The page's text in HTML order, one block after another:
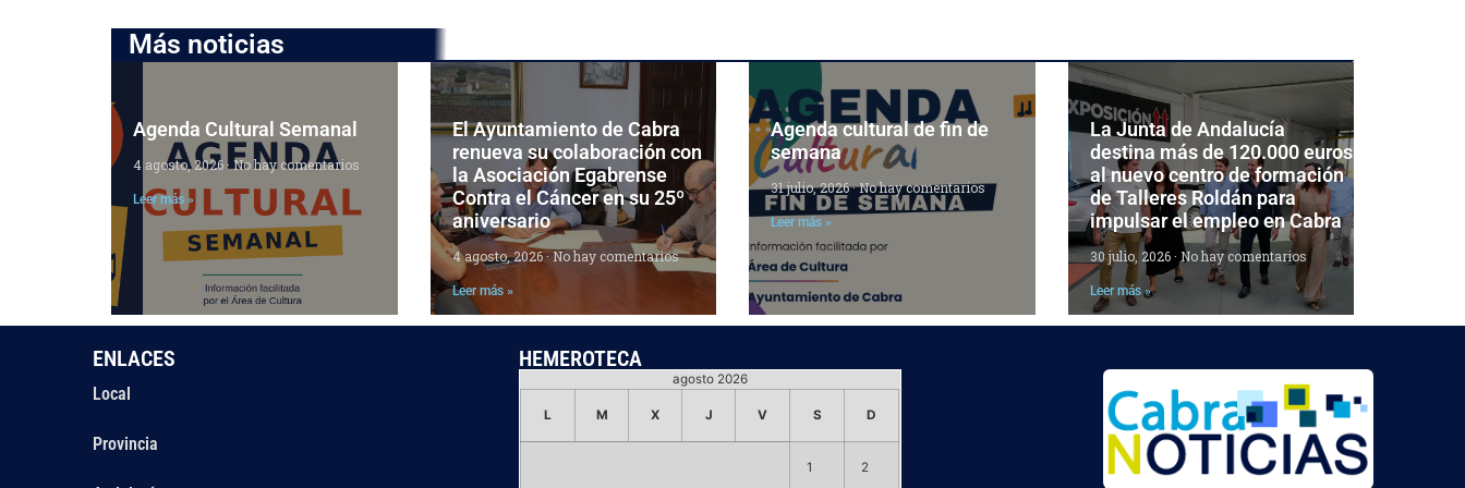
Más noticias
Agenda Cultural Semanal
4 agosto, 2026 No hay comentarios
Leer más »
El Ayuntamiento de Cabra
renueva su colaboración con
la Asociación Egabrense
Contra el Cáncer en su 25º
aniversario
4 agosto, 2026 No hay comentarios
Leer más »
Agenda cultural de fin de
semana
31 julio, 2026No hay comentarios
Leer más »
La Junta de Andalucía
destina más de 120.000 euros
al nuevo centro de formación
de Talleres Roldán para
impulsar el empleo en Cabra
30 julio, 2026 No hay comentarios
Leer más »
ENLACES
Local
Provincia
HEMEROTECA
agosto 2026
L M X J V S D
1 2